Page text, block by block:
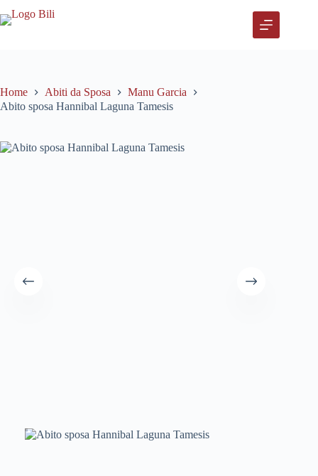
al
Home Abiti da Sposa
Manu Garcia
Abito sposa Hannibal Laguna Tamesis